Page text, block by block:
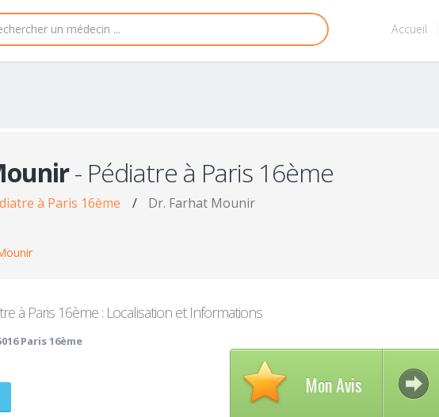
Accueil
- Pédiatre à Paris 16ème
à Paris 16ème / Dr. Farhat Mounir
à Paris 16ème : Localisation et Informations
Paris 16ème
Mon Avis